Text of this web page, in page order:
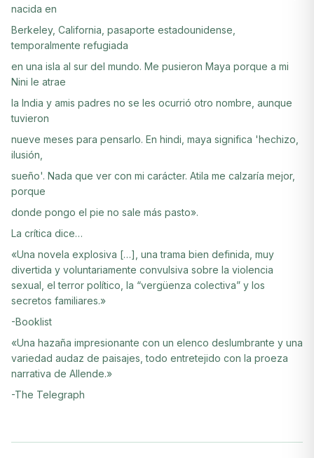
nacida en
Berkeley, California, pasaporte estadounidense,
temporalmente refugiada
en una isla al sur del mundo. Me pusieron Maya porque a mi
Nini le atrae
la India y amis padres no se les ocurrió otro nombre, aunque
tuvieron
nueve meses para pensarlo. En hindi, maya significa 'hechizo,
ilusión,
sueño'. Nada que ver con mi carácter. Atila me calzaría mejor,
porque
donde pongo el pie no sale más pasto».
La crítica dice…
«Una novela explosiva […], una trama bien definida, muy
divertida y voluntariamente convulsiva sobre la violencia
sexual, el terror político, la “vergüenza colectiva” y los
secretos familiares.»
-Booklist
«Una hazaña impresionante con un elenco deslumbrante y una
variedad audaz de paisajes, todo entretejido con la proeza
narrativa de Allende.»
-The Telegraph